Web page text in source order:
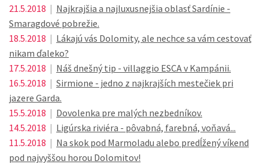
21.5.2018 | Najkrajšia a najluxusnejšia oblasť Sardínie -
Smaragdové pobrežie.
18.5.2018 | Lákajú vás Dolomity, ale nechce sa vám cestovať
nikam ďaleko?
17.5.2018 | Náš dnešný tip - villaggio ESCA v Kampánii.
16.5.2018 | Sirmione - jedno z najkrajších mestečiek pri
jazere Garda.
15.5.2018 | Dovolenka pre malých nezbedníkov.
14.5.2018 | Ligúrska riviéra - pôvabná, farebná, voňavá...
11.5.2018 | Na skok pod Marmoladu alebo predĺžený víkend
pod najvyššou horou Dolomitov!